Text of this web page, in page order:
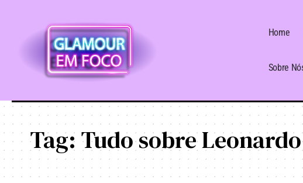
Home
Sobre
Tag: Tudo sobre